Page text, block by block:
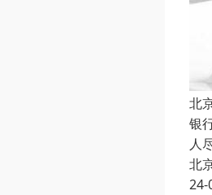
北
银
人
北
24-